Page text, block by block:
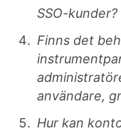
SSO-kunder?
Finns det
användare,
Hur kan